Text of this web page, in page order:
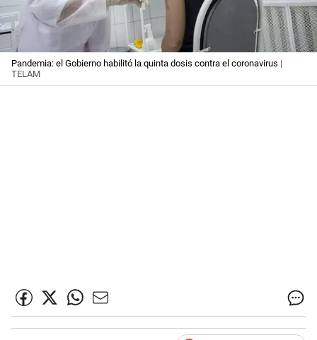
Pandemia: el Gobierno habilitó la quinta dosis contra el coronavirus |
TELAM